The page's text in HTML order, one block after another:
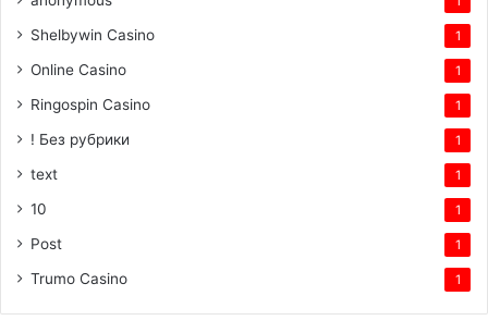
Shelbywin Casino 1
Online Casino 1
Ringospin Casino 1
! Без рубрики 1
text 1
10 1
Post 1
Trumo Casino 1